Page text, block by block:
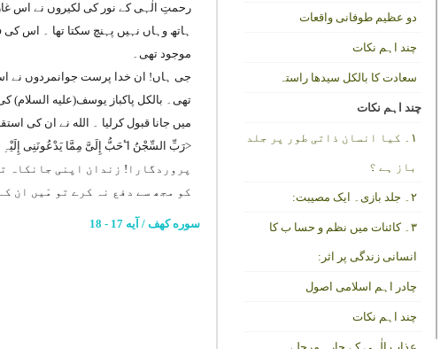
دو عظیم طوفانی واقعات
چند اہم نکات
سعادت کا بالکل سیدھا راستہ
چند اہم نکات
۱۔ کیا انسان ذاتی طور پر جلد
باز ہے ؟
۲۔ جلد بازی۔ ایک مصیبت:
۳۔ کائنات میں نظم و حسا ب کا
انسانی زندگی پر اثر:
چادر اہم اسلامی اصول
چند اہم نکات
رحمتِ الٰہی کے نور کی لکیروں نے اس
ہاتھ وہاں نہیں پہنچ سکتا تھا ۔ اس
موجود تھی۔
جی ہاں! ان خدا پرست جوانمردوں نے اس
تھی۔ بالکل پاکباز یوسف(علیه
میں جانا قبول کرلیا ۔ الله نے ان کی
<رَبِّ السِّجْنُ اٴَحَبُّ إِلَیَّ مِمَّا یَدْعُونَنِی
پروردگارا! زندان اپنی جانکاہ
کو مجھ سے دفع نہ کرے تو مَیں ان
سوره کهف / آیه 17 - 18